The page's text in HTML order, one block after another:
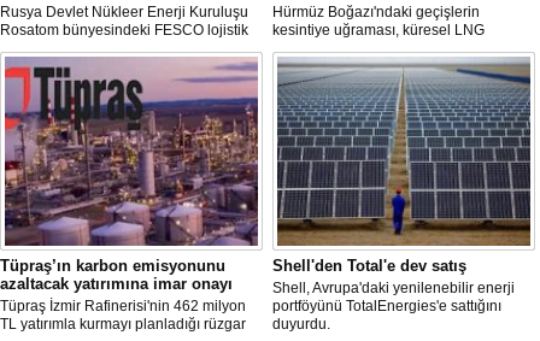
Rusya Devlet Nükleer Enerji Kuruluşu
Rosatom bünyesindeki FESCO lojistik
şirketi, Karadeniz üzerinden yapılacak
sevkiyatlara ilişkin yeni taleplerin
kabulünü geçici olarak durdurdu.
Hürmüz Boğazı'ndaki geçişlerin
kesintiye uğraması, küresel LNG
arzında aksamalara yol açarken sefer
sürelerini uzattı ve gemi kiralama ile
deniz yakıtı maliyetlerini 2022 enerji
krizinden bu yana en yüksek seviyelere
çıkardı.
Tüpraş’ın karbon emisyonunu
azaltacak yatırımına imar onayı
Tüpraş İzmir Rafinerisi'nin 462 milyon
TL yatırımla kurmayı planladığı rüzgar
Shell'den Total'e dev satış
Shell, Avrupa'daki yenilenebilir enerji
portföyünü TotalEnergies'e sattığını
duyurdu.